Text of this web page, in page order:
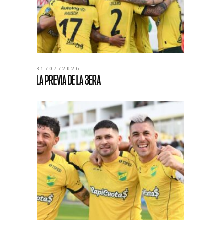
31/07/2026
LA PREVIA DE LA 3ERA